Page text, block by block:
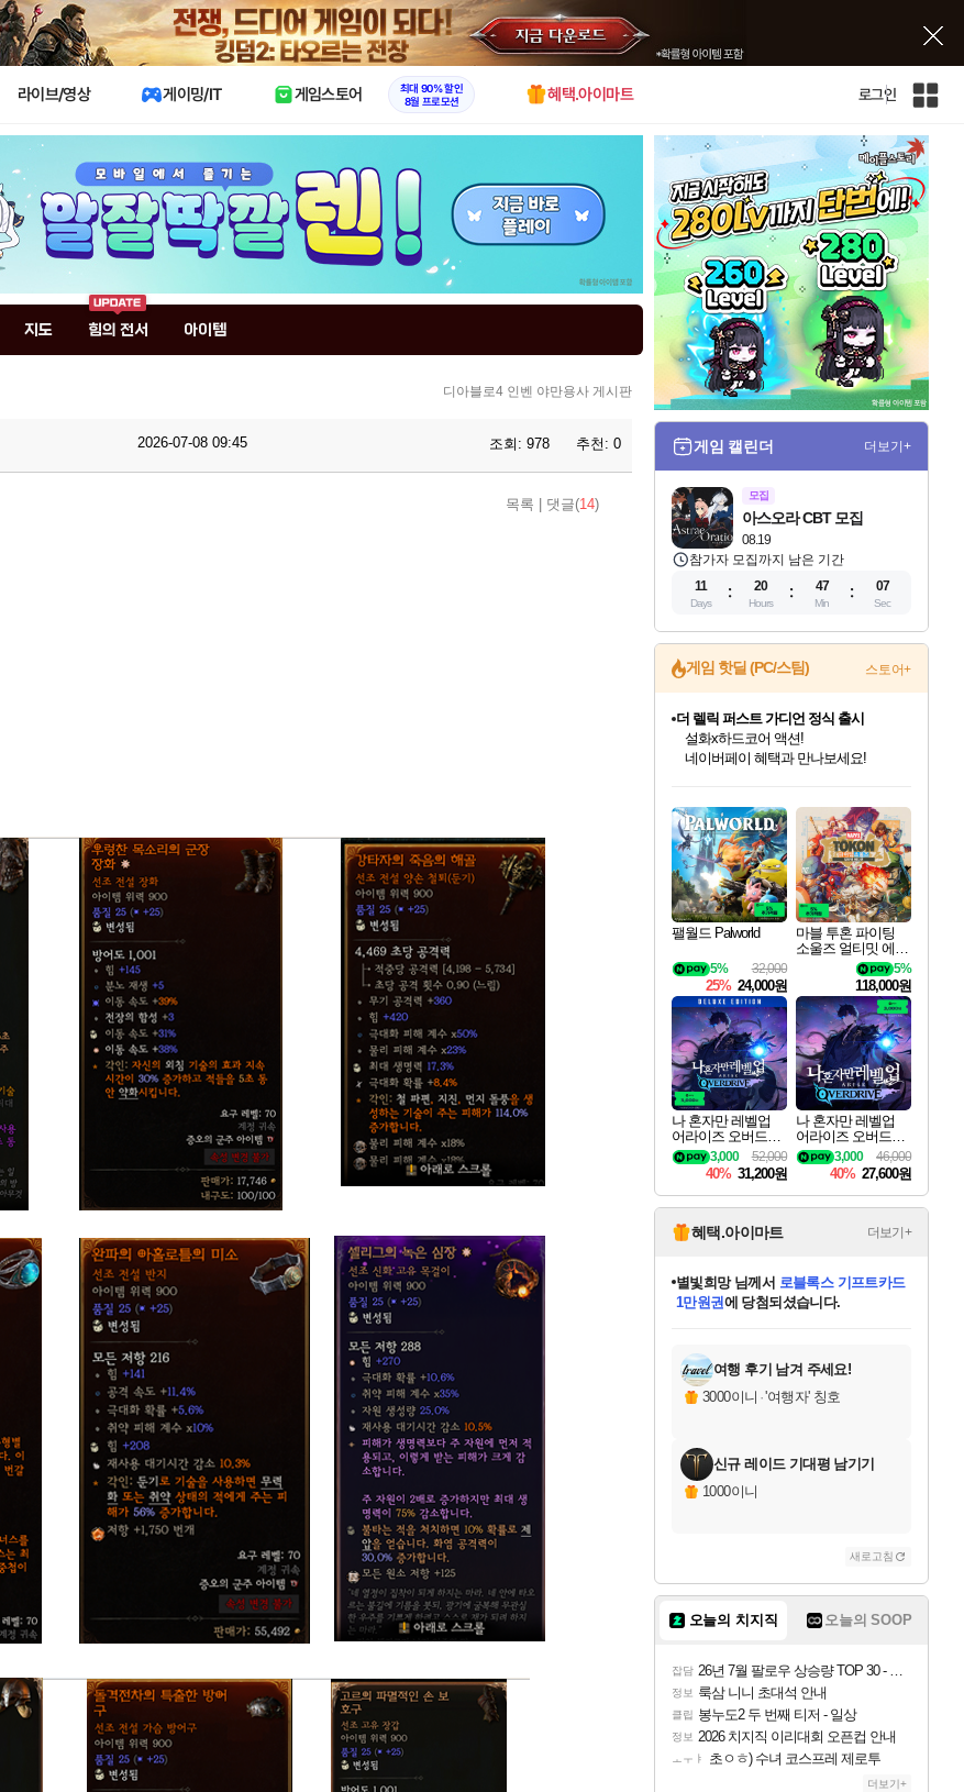
X
라이브/영상 게이밍/IT 게임스토어
최대 90% 할인
8월 프로모션
혜택.아이마트 로그인
인
전
체
사
이
지도 힘의 전서 아이템
디아블로4 인벤 야만용사 게시판
2026-07-08 09:45 조회: 978 추천: 0
목록 댓글(14)
게임 캘린더 더보기+
모집
08.19
아스오라 CBT 모집
참가자 모집까지 남은 기간
11
Days
20
Hours
47
Min
05
Sec
게임 핫딜 (PC/스팀) 스토어+
최대 90% 할인가를 만나보세요!
네이버혜택과 함께 만나보세요!
50%할인&추가 적립까지!
네이버 포인트 혜택까지!
이니&베니 혜택까지!
네이버 혜택가와 함께 예약하세요!
할인&네이버혜택으로 만나보세요!
더 렐릭 퍼스트 가디언 정식 출시
설화x하드코어 액션!
네이버페이 혜택과 만나보세요!
40주년 프로모션으로 만나보세요!
할인가에 만나보세요!
일부 에디션 상시 할인!
혜택으로 예약 판매 중
편안하게 충전하세요
팰월드 Palworld
32,000
5%
25% 24,000원
마블 투혼 파이팅
소울즈 얼티밋 에디
션 MARVEL Tokon
Fighting Souls Ultima
te Edition
5%
118,000원
나 혼자만 레벨업
어라이즈 오버드라
이브 디럭스 에디션
Solo Leveling Arise
Overdrive Deluxe Edi
tion
52,000
3,000
40% 31,200원
나 혼자만 레벨업
어라이즈 오버드라
이브 Solo Leveling A
rise
46,000
3,000
40% 27,600원
혜택.아이마트 더보기+
교환.
당첨되셨습니다.
당첨되셨습니다.
당첨되셨습니다.
별빛희망님께서 로블록스 기프트카드
1만원권에 당첨되셨습니다.
당첨되셨습니다.
당첨되셨습니다.
당첨되셨습니다.
당첨되셨습니다.
에디션 (스팀코드) 를 교환.
당첨되셨습니다.
여행 후기 남겨 주세요!
3000이니 ·'여행자' 칭호
신규 레이드 기대평 남기기
1000이니
새로고침
오늘의 치지직 오늘의 SOOP
잡담 26년 7월 팔로우 상승량 TOP 30 - 월간 치지직
정보 룩삼 니니 초대석 안내
클립 봉누도2 두 번째 티저 - 일상
정보 2026 치지직 이리대회 오픈컵 안내
ㅗㅜㅑ 초ㅇㅎ) 수녀 코스프레 제로투
더보기+